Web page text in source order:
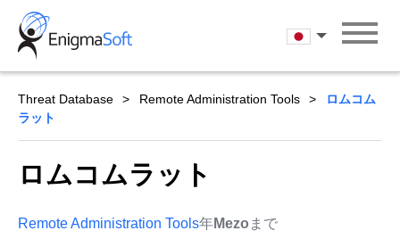
Skip
content
日本語
Threat Database Remote Administration Tools
ロムコム
ラット
ロムコムラット
Remote Administration Tools年Mezo まで